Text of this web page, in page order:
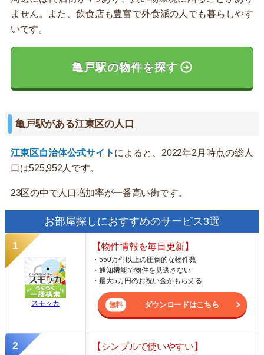
ません。また、飲食店も豊富で外食派の人でも暮らしやす
いです。
亀戸駅の物件を探す
亀戸駅がある江東区の人口
江東区自治体公式サイト によると、2022年2月時点の総人
口は525,952人です。
23区の中で人口増加率が一番高い街です。
お部屋探しにおすすめのサービス3選
スモッカ
【物件情報を毎日更新】
・550万件以上の圧倒的な物件数
・通知機能で物件を見逃さない
・最大5万円のお祝い金がもらえる
ダウンロードはこちら
【シンプルで使いやすい】